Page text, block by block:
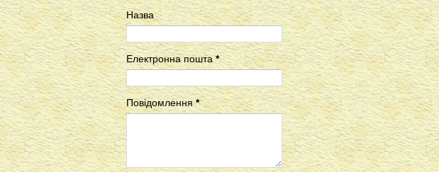
Назва
Електронна пошта*
Повідомлення*